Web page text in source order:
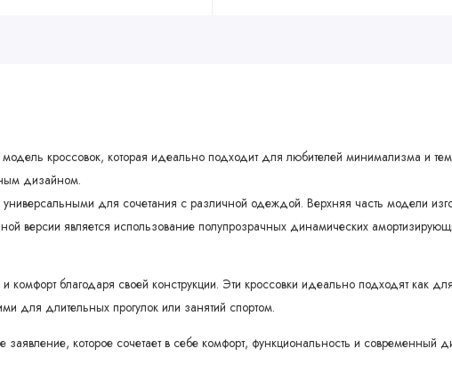
кроссовок, которая идеально подходит для любителей минимализма и
дизайном.
для сочетания с различной одеждой. Верхняя часть модели
версии является использование полупрозрачных динамических
благодаря своей конструкции. Эти кроссовки идеально подходят как
для длительных прогулок или занятий спортом.
которое сочетает в себе комфорт, функциональность и современный